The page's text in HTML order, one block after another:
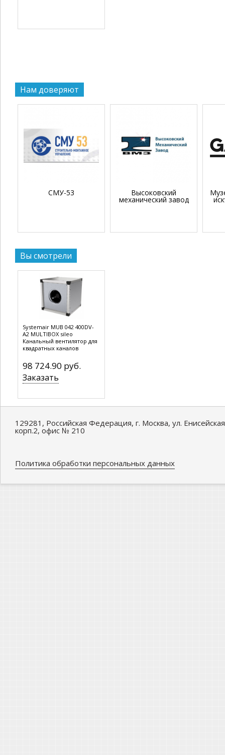
Нам доверяют
СМУ-53 Высоковский
механический завод
Вы смотрели
Systemair MUB 042 400DV-
A2 MULTIBOX sileo
Канальный вентилятор для
квадратных каналов
98 724.90 руб.
Заказать
129281, Российская Федерация, г. Москва, ул.
корп.2, офис № 210
Политика обработки персональных данных